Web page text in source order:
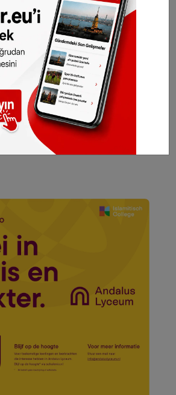
130 kişiyle ABD’de
42, İngiltere’de ise 37
Europol yetkilileri,
ettiğini ve yeni
olabileceğini duyurdu.
düzenlenen ve 288 kişinin
Operasyonu’nun devamı